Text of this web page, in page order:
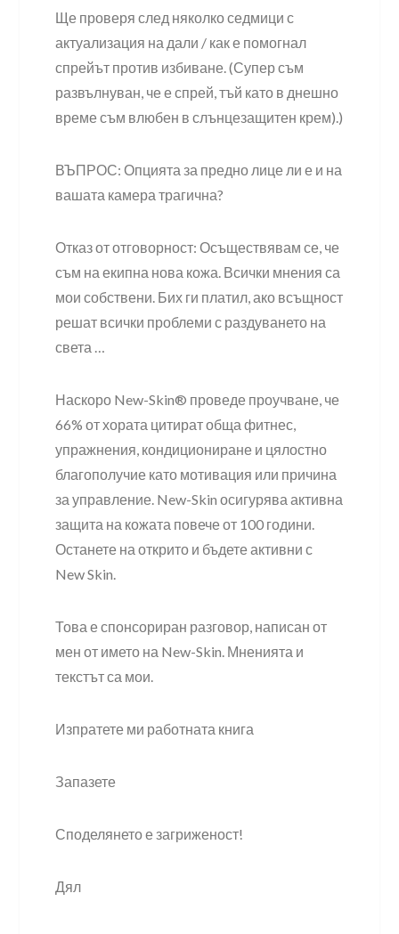
Ще проверя след няколко седмици с
актуализация на дали / как е помогнал
спрейът против избиване. (Супер съм
развълнуван, че е спрей, тъй като в днешно
време съм влюбен в слънцезащитен крем).)
ВЪПРОС: Опцията за предно лице ли е и на
вашата камера трагична?
Отказ от отговорност: Осъществявам се, че
съм на екипна нова кожа. Всички мнения са
мои собствени. Бих ги платил, ако всъщност
решат всички проблеми с раздуването на
света …
Наскоро New-Skin® проведе проучване, че
66% от хората цитират обща фитнес,
упражнения, кондициониране и цялостно
благополучие като мотивация или причина
за управление. New-Skin осигурява активна
защита на кожата повече от 100 години.
Останете на открито и бъдете активни с
New Skin.
Това е спонсориран разговор, написан от
мен от името на New-Skin. Мненията и
текстът са мои.
Изпратете ми работната книга
Запазете
Споделянето е загриженост!
Дял